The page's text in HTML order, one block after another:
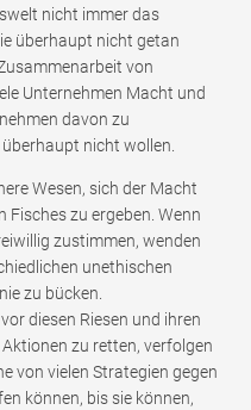
nicht immer das
überhaupt nicht getan
von
Unternehmen Macht und
davon zu
nicht wollen.
Wesen, sich der Macht
Fisches zu ergeben. Wenn
zustimmen, wenden
unethischen
zu bücken.
diesen Riesen und ihren
zu retten, verfolgen
von vielen Strategien gegen
können, bis sie können,